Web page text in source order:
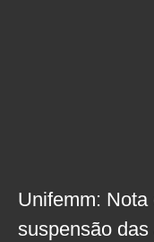
Unifemm:
suspensão das